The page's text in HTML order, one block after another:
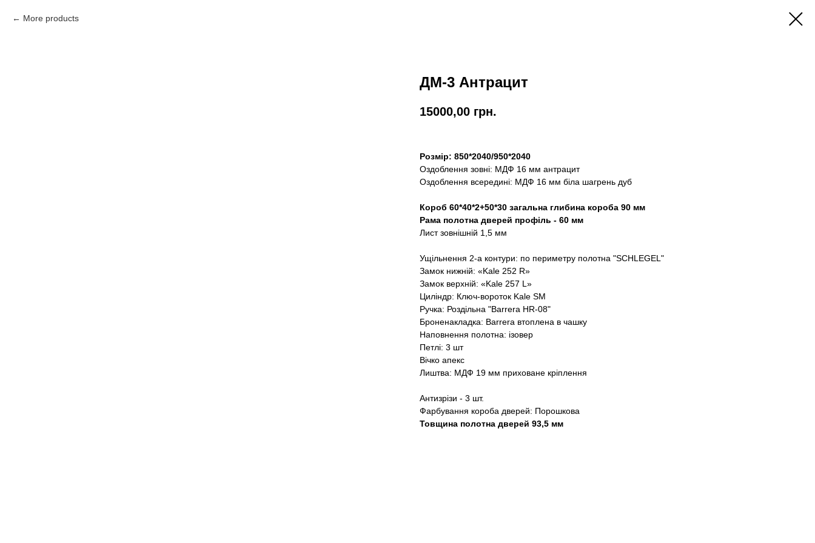
More products
ДМ-3 Антрацит
15000,00 грн.
Розмір: 850*2040/950*2040
Оздоблення зовні: МДФ 16 мм антрацит
Оздоблення всередині: МДФ 16 мм біла шагрень дуб
Короб 60*40*2+50*30 загальна глибина короба 90 мм
Рама полотна дверей профіль - 60 мм
Лист зовнішній 1,5 мм
Ущільнення 2-а контури: по периметру полотна "SCHLEGEL"
Замок нижній: «Kale 252 R»
Замок верхній: «Kale 257 L»
Циліндр: Ключ-вороток Kale SM
Ручка: Роздільна "Barrera HR-08"
Броненакладка: Barrera втоплена в чашку
Наповнення полотна: ізовер
Петлі: 3 шт
Вічко апекс
Лиштва: МДФ 19 мм приховане кріплення
Антизрізи - 3 шт.
Фарбування короба дверей: Порошкова
Товщина полотна дверей 93,5 мм